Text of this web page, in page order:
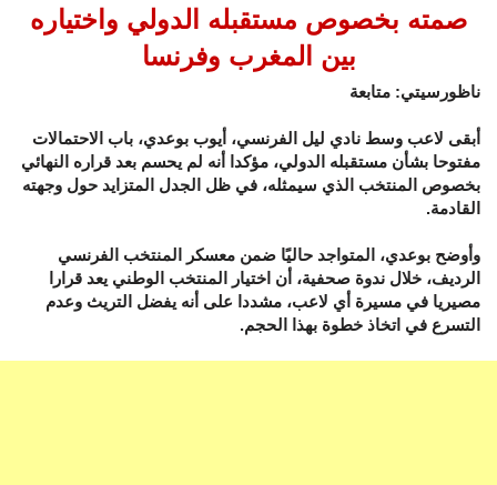
صمته بخصوص مستقبله الدولي واختياره
بين المغرب وفرنسا
ناظورسيتي: متابعة
أبقى لاعب وسط نادي ليل الفرنسي، أيوب بوعدي، باب الاحتمالات
مفتوحا بشأن مستقبله الدولي، مؤكدا أنه لم يحسم بعد قراره النهائي
بخصوص المنتخب الذي سيمثله، في ظل الجدل المتزايد حول وجهته
القادمة.
وأوضح بوعدي، المتواجد حاليًا ضمن معسكر المنتخب الفرنسي
الرديف، خلال ندوة صحفية، أن اختيار المنتخب الوطني يعد قرارا
مصيريا في مسيرة أي لاعب، مشددا على أنه يفضل التريث وعدم
التسرع في اتخاذ خطوة بهذا الحجم.